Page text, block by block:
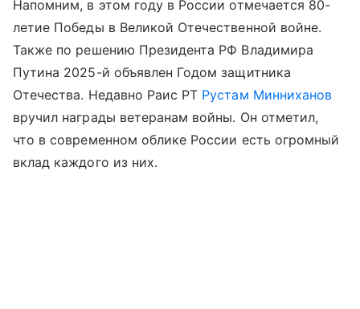
Напомним, в этом году в России отмечается 80-
летие Победы в Великой Отечественной войне.
Также по решению Президента РФ Владимира
Путина 2025-й объявлен Годом защитника
Отечества. Недавно Раис РТ Рустам Минниханов
вручил награды ветеранам войны. Он отметил,
что в современном облике России есть огромный
вклад каждого из них.